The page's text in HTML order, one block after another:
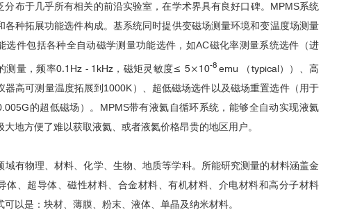
分布于几乎所有相关的前沿实验室，在学术界具有良好口碑。 MPMS系统
各种拓展功能选件构成。基系统同时提供变磁场测量环境和变温度场测量
选件包括各种全自动磁学测量功能选件，如AC磁化率测量系统选件（进
测量 ，频率0.1Hz - 1kHz，磁矩灵敏度≤ 5×10-8 emu （typical））、高
器高可测量温度拓展到 1000K）、超低磁场选件以及磁场重置选件（ 用于
的超低磁场 ）。 MPMS带有液氦自循环系统，能够全自动实现液氦
大地方便了难以获取液氦、或者液氦价格昂贵的地区用户。
域有物理、材料、化学、生物、地质等学科。所能研究测量的材料涵盖金
体、超导体、磁性材料、合金材料、有机材料、介电材料和高分子材料
可以是：块材、薄膜、粉末、液体、单晶及纳米材料。